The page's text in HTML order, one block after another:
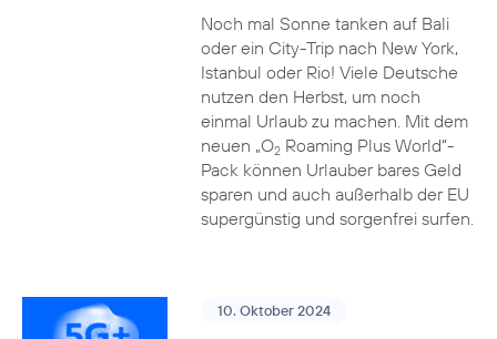
Noch mal Sonne tanken auf Bali
oder ein City-Trip nach New York,
Istanbul oder Rio! Viele Deutsche
nutzen den Herbst, um noch
einmal Urlaub zu machen. Mit dem
neuen „O2Roaming Plus World“-
Pack können Urlauber bares Geld
sparen und auch außerhalb der EU
supergünstig und sorgenfrei surfen.
10. Oktober 2024